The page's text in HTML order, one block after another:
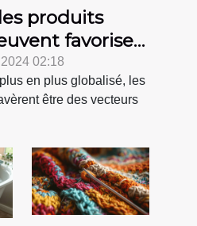
produits
favoriser
02:18
en plus globalisé, les
être des vecteurs